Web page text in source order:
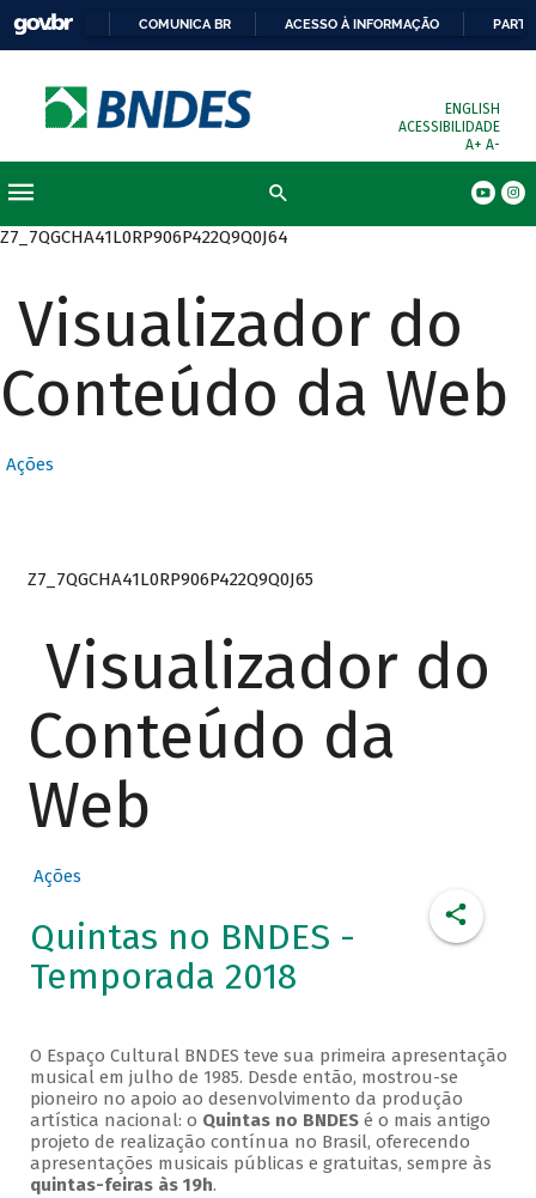
COMUNICA BR ACESSO À INFORMAÇÃO
ENGLISH
ACESSIBILIDADE
A+ A-
Z7_7QGCHA41L0RP906P422Q9Q0J64
Visualizador do
Conteúdo da Web
Ações
Z7_7QGCHA41L0RP906P422Q9Q0J65
Visualizador do
Conteúdo da
Web
Ações
Quintas no BNDES -
Temporada 2018
O Espaço Cultural BNDES teve sua primeira apresentação
musical em julho de 1985. Desde então, mostrou-se
pioneiro no apoio ao desenvolvimento da produção
artística nacional: o Quintas no BNDESé o mais antigo
projeto de realização contínua no Brasil, oferecendo
apresentações musicais públicas e gratuitas, sempre às
quintas-feiras às 19h.